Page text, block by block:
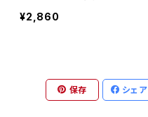
¥2,860
保存 シェア